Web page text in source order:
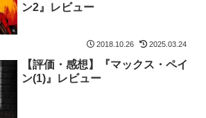
ン2』レビュー
2018.10.26 2025.03.24
【評価・感想】『マックス・ペイ
ン(1)』レビュー